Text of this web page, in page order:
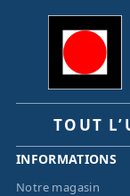
TOUT
INFORMATIONS
Notre magasin